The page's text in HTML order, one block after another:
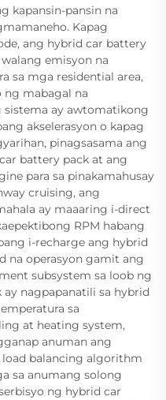
kapansin-pansin na
Kapag
ang hybrid car battery
emisyon na
sa mga residential area,
ng mabagal na
sistema ay awtomatikong
akselerasyon o kapag
pinagsasama ang
battery pack at ang
para sa pinakamahusay
cruising, ang
ay maaaring i-direct
RPM habang
i-recharge ang hybrid
na operasyon gamit ang
subsystem sa loob ng
nagpapanatili sa hybrid
sa
at heating system,
anuman ang
load balancing algorithm
sa anumang solong
ng hybrid car